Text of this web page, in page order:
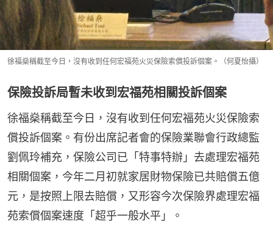
徐福燊稱截至今日，沒有收到任何宏福苑火災保險索償投訴個案。（何夏怡攝）
保險投訴局暫未收到宏福苑相關投訴個案
徐福燊稱截至今日，沒有收到任何宏福苑火災保險索
償投訴個案。有份出席記者會的保險業聯會行政總監
劉佩玲補充，保險公司已「特事特辦」去處理宏福苑
相關個案，今年二月初就家居財物保險已共賠償五億
元，是按照上限去賠償，又形容今次保險界處理宏福
苑索償個案速度「超乎一般水平」。